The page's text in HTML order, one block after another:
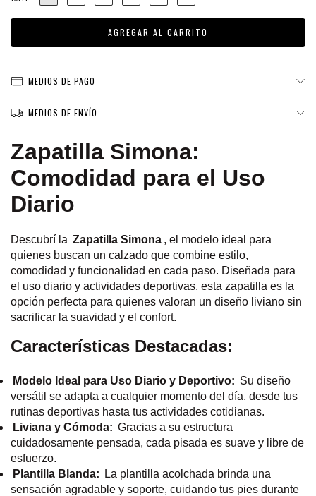
MEDIOS DE PAGO
MEDIOS DE ENVÍO
Zapatilla Simona:
Comodidad para el Uso
Diario
Descubrí la Zapatilla Simona , el modelo ideal para
quienes buscan un calzado que combine estilo,
comodidad y funcionalidad en cada paso. Diseñada para
el uso diario y actividades deportivas, esta zapatilla es la
opción perfecta para quienes valoran un diseño liviano sin
sacrificar la suavidad y el confort.
Características Destacadas:
Modelo Ideal para Uso Diario y Deportivo: Su diseño
versátil se adapta a cualquier momento del día, desde tus
rutinas deportivas hasta tus actividades cotidianas.
Liviana y Cómoda: Gracias a su estructura
cuidadosamente pensada, cada pisada es suave y libre de
esfuerzo.
Plantilla Blanda: La plantilla acolchada brinda una
sensación agradable y soporte, cuidando tus pies durante